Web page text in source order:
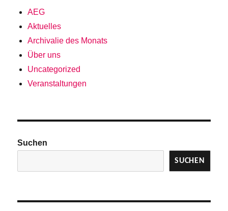
AEG
Aktuelles
Archivalie des Monats
Über uns
Uncategorized
Veranstaltungen
Suchen
SUCHEN